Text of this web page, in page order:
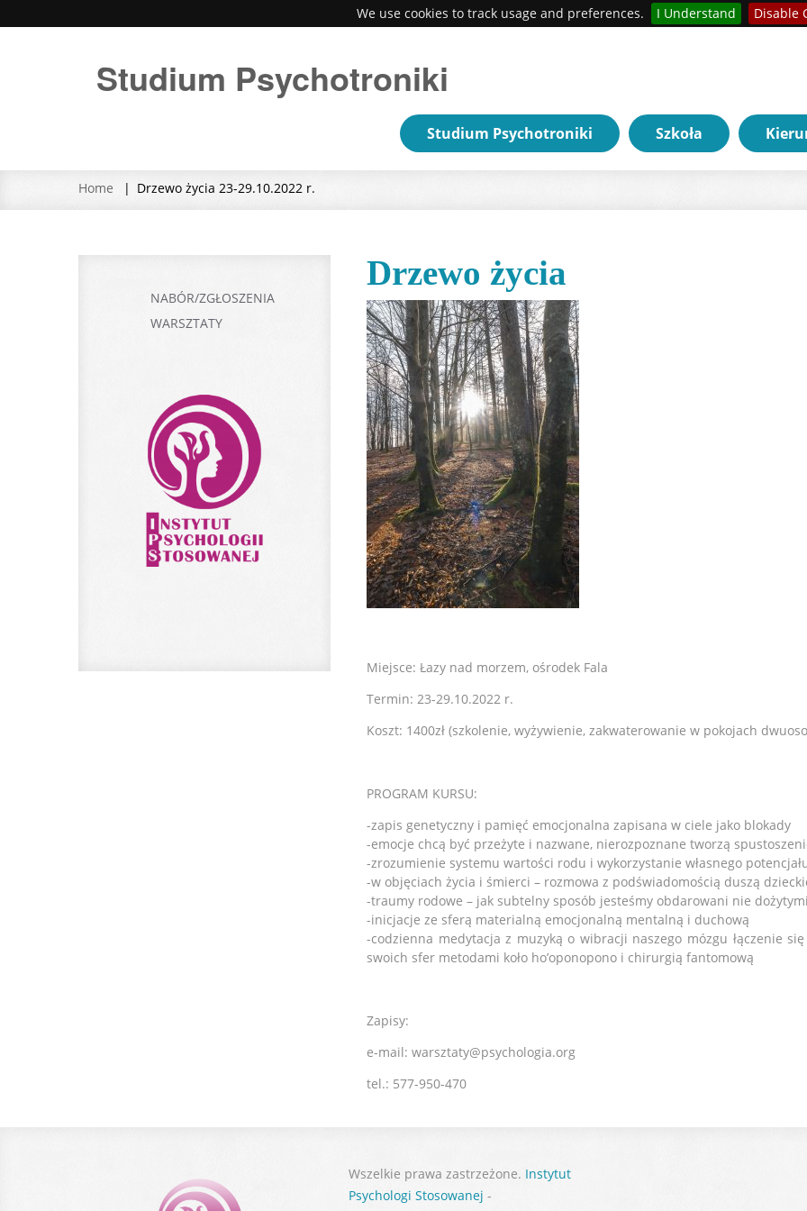
We use cookies to track usage and preferences. I Understand Disable
Studium Psychotroniki
Studium Psychotroniki Szkoła
Home Drzewo życia 23-29.10.2022 r.
NABÓR/ZGŁOSZENIA
WARSZTATY
Drzewo życia
Miejsce: Łazy nad morzem, ośrodek Fala
Termin: 23-29.10.2022 r.
Koszt: 1400zł (szkolenie, wyżywienie, zakwaterowanie w pokojach
PROGRAM KURSU:
-zapis genetyczny i pamięć emocjonalna zapisana w ciele jako blokady
-emocje chcą być przeżyte i nazwane, nierozpoznane tworzą
-zrozumienie systemu wartości rodu i wykorzystanie własnego
-w objęciach życia i śmierci – rozmowa z podświadomością duszą
-traumy rodowe – jak subtelny sposób jesteśmy obdarowani nie
-inicjacje ze sferą materialną emocjonalną mentalną i duchową
-codzienna medytacja z muzyką o wibracji naszego mózgu łączenie
swoich sfer metodami koło ho’oponopono i chirurgią fantomową
Zapisy:
e-mail: warsztaty@psychologia.org
tel.: 577-950-470
Wszelkie prawa zastrzeżone. Instytut
Psychologi Stosowanej -